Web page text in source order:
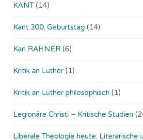
KANT (14)
Kant 300. Geburtstag (14)
Karl RAHNER (6)
Kritik an Luther (1)
Kritik an Luther philosophisch (1)
Legionäre Christi – Kritische Studien
Liberale Theologie heute: Literarische